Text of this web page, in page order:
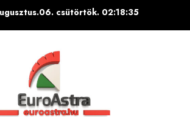
csütörtök. 02:18:36